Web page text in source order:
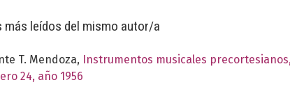
más leídos del mismo autor/a
T. Mendoza, Instrumentos musicales
24, año 1956